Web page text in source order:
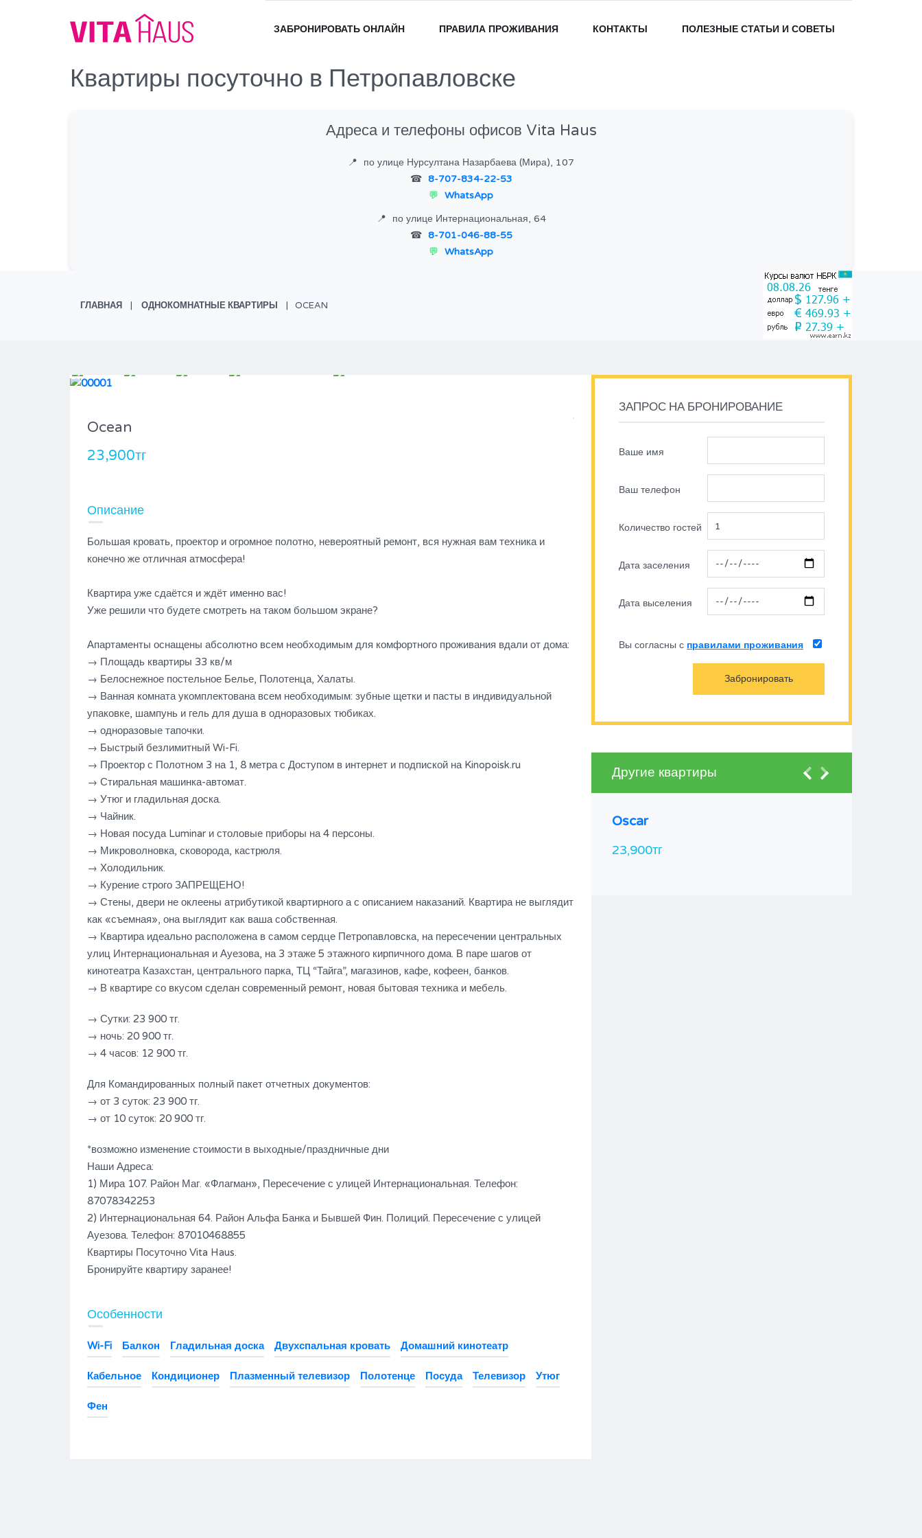
ЗАБРОНИРОВАТЬ ОНЛАЙН ПРАВИЛА ПРОЖИВАНИЯ КОНТАКТЫ ПОЛЕЗНЫЕ СТАТЬИ И СОВЕТЫ
Квартиры посуточно в Петропавловске
Адреса и телефоны офисов Vita Haus
по улице Нурсултана Назарбаева (Мира), 107
8-707-834-22-53
WhatsApp
по улице Интернациональная, 64
8-701-046-88-55
WhatsApp
ГЛАВНАЯ ОДНОКОМНАТНЫЕ КВАРТИРЫ OCEAN
Ocean
23,900тг
Описание
Большая кровать, проектор и огромное полотно, невероятный ремонт, вся нужная вам техника и
конечно же отличная атмосфера!⁣⁣⠀
Квартира уже сдаётся и ждёт именно вас!⁣⁣⠀
Уже решили что будете смотреть на таком большом экране?⁣⁣⠀
Апартаменты оснащены абсолютно всем необходимым для комфортного проживания вдали от дома:
→ Площадь квартиры 33 кв/м
→ Белоснежное постельное Белье, Полотенца, Халаты.
→ Ванная комната укомплектована всем необходимым: зубные щетки и пасты в индивидуальной
упаковке, шампунь и гель для душа в одноразовых тюбиках.
→ одноразовые тапочки.
→ Быстрый безлимитный Wi-Fi.
→ Проектор с Полотном 3 на 1, 8 метра с Доступом в интернет и подпиской на Kinopoisk.ru
→ Стиральная машинка-автомат.
→ Утюг и гладильная доска.
→ Чайник.
→ Новая посуда Luminar и столовые приборы на 4 персоны.
→ Микроволновка, сковорода, кастрюля.
→ Холодильник.
→ Курение строго ЗАПРЕЩЕНО!
→ Стены, двери не оклеены атрибутикой квартирного а с описанием наказаний. Квартира не выглядит
как «съемная», она выглядит как ваша собственная.
→ Квартира идеально расположена в самом сердце Петропавловска, на пересечении центральных
улиц Интернациональная и Ауезова, на 3 этаже 5 этажного кирпичного дома. В паре шагов от
кинотеатра Казахстан, центрального парка, ТЦ “Тайга”, магазинов, кафе, кофеен, банков.
→ В квартире со вкусом сделан современный ремонт, новая бытовая техника и мебель.
→ Сутки: 23 900 тг.
→ ночь: 20 900 тг.
→ 4 часов: 12 900 тг.
Для Командированных полный пакет отчетных документов:
→ от 3 суток: 23 900 тг.
→ от 10 суток: 20 900 тг.
*возможно изменение стоимости в выходные/праздничные дни
Наши Адреса:
1) Мира 107. Район Маг. «Флагман», Пересечение с улицей Интернациональная. Телефон:
87078342253
2) Интернациональная 64. Район Альфа Банка и Бывшей Фин. Полиций. Пересечение с улицей
Ауезова. Телефон: 87010468855
Квартиры Посуточно Vita Haus.
Бронируйте квартиру заранее!
Особенности
Wi-Fi Балкон Гладильная доска Двухспальная кровать Домашний кинотеатр
Кабельное Кондиционер Плазменный телевизор Полотенце Посуда Телевизор Утюг
Фен
ЗАПРОС НА БРОНИРОВАНИЕ
Ваше имя
Ваш телефон
Количество гостей
Дата заселения
Дата выселения
Вы согласны с правилами проживания
Другие квартиры
Флагман
15,900тг
Oscar
23,900тг